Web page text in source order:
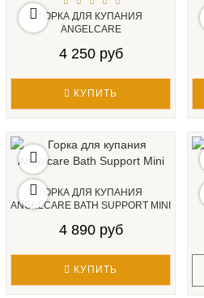
ГОРКА ДЛЯ КУПАНИЯ
ANGELCARE
4 250 руб
КУПИТЬ
ГОРКА ДЛЯ КУПАНИЯ
ANGELCARE BATH SUPPORT MINI
4 890 руб
КУПИТЬ